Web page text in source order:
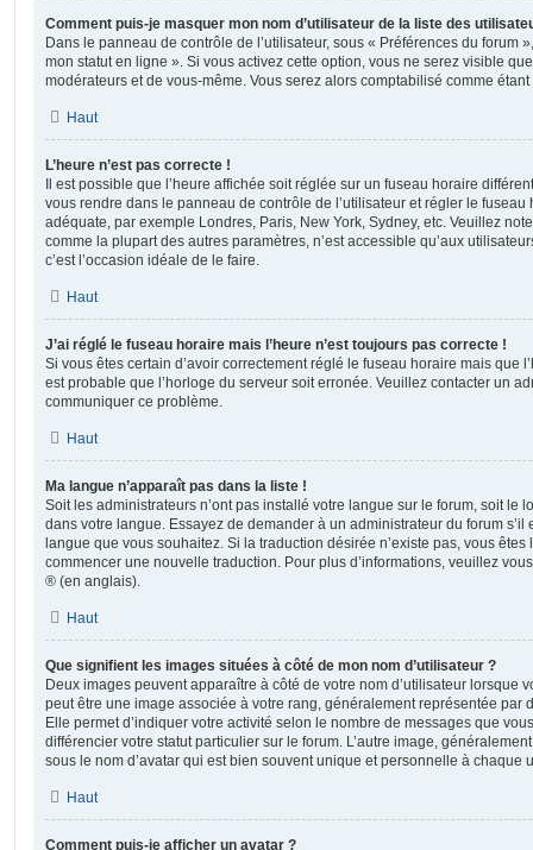
Comment puis-je masquer mon nom d’utilisateur de la liste des
Dans le panneau de contrôle de l’utilisateur, sous « Préférences du forum
mon statut en ligne ». Si vous activez cette option, vous ne serez visible
modérateurs et de vous-même. Vous serez alors comptabilisé comme
Haut
L’heure n’est pas correcte !
Il est possible que l’heure affichée soit réglée sur un fuseau horaire
vous rendre dans le panneau de contrôle de l’utilisateur et régler le
adéquate, par exemple Londres, Paris, New York, Sydney, etc. Veuillez
comme la plupart des autres paramètres, n’est accessible qu’aux
c’est l’occasion idéale de le faire.
Haut
J’ai réglé le fuseau horaire mais l’heure n’est toujours pas correcte !
Si vous êtes certain d’avoir correctement réglé le fuseau horaire mais que
est probable que l’horloge du serveur soit erronée. Veuillez contacter un
communiquer ce problème.
Haut
Ma langue n’apparaît pas dans la liste !
Soit les administrateurs n’ont pas installé votre langue sur le forum, soit le
dans votre langue. Essayez de demander à un administrateur du forum s’il
langue que vous souhaitez. Si la traduction désirée n’existe pas, vous
commencer une nouvelle traduction. Pour plus d’informations, veuillez
® (en anglais).
Haut
Que signifient les images situées à côté de mon nom d’utilisateur ?
Deux images peuvent apparaître à côté de votre nom d’utilisateur lorsque
peut être une image associée à votre rang, généralement représentée par
Elle permet d’indiquer votre activité selon le nombre de messages que
différencier votre statut particulier sur le forum. L’autre image,
sous le nom d’avatar qui est bien souvent unique et personnelle à chaque
Haut
Comment puis-je afficher un avatar ?